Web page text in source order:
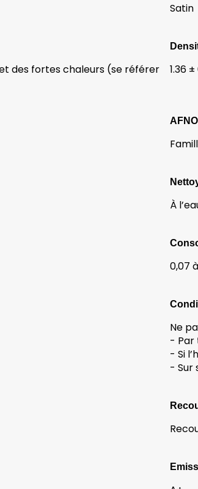
Satin
et des fortes chaleurs (se référer
1.36
À
0,07
Ne
- Par
- Si
- Sur